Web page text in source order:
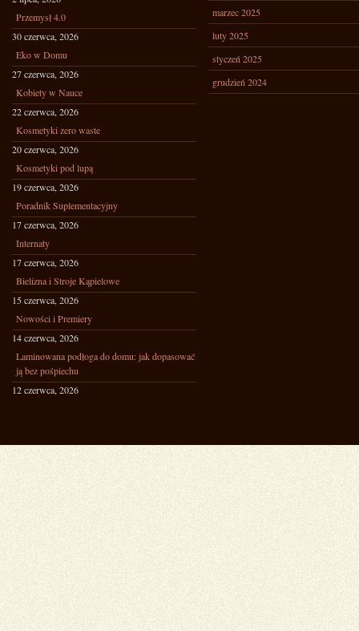
Przemysł 4.0
30 czerwca, 2026
Eko w Domu
27 czerwca, 2026
Kobiety w Nauce
22 czerwca, 2026
Kosmetyki zero waste
20 czerwca, 2026
Kosmetyki pod lupą
19 czerwca, 2026
Poradnik Suplementacyjny
17 czerwca, 2026
Internaty
17 czerwca, 2026
Bielizna i Stroje Kąpielowe
15 czerwca, 2026
Nowości i Premiery
14 czerwca, 2026
Laminowana podłoga do domu: jak dopasować
ją bez pośpiechu
12 czerwca, 2026
marzec 2025
luty 2025
styczeń 2025
grudzień 2024